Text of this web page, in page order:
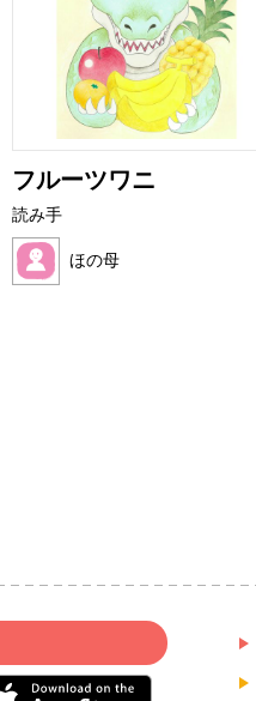
フルーツワニ
読み手
ほの母